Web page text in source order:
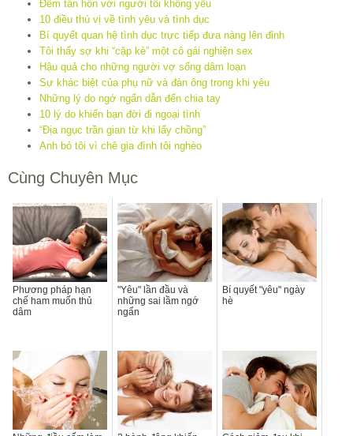
Đêm tân hôn với người tôi không yêu
10 điều thú vị về tình yêu và tình dục
Bí quyết quan hệ tình dục trực tiếp đưa nàng lên đỉnh
Tôi thấy sợ khi “cặp kè” một cô gái nghiện sex
Hậu quả cho những người vợ sống dâm loạn
Sự khác biệt của phụ nữ và đàn ông trong khi yêu
Những lý do ngớ ngẩn dẫn đến chia tay
10 lý do khiến bạn đời đi ngoại tình
“Địa ngục trần gian từ khi lấy chồng”
Anh bỏ tôi vì chê gia đình tôi nghèo
Cùng Chuyên Mục
Phương pháp hạn
chế ham muốn thủ
dâm
"Yêu" lần đầu và
những sai lầm ngớ
ngẩn
Bí quyết "yêu" ngày
hè